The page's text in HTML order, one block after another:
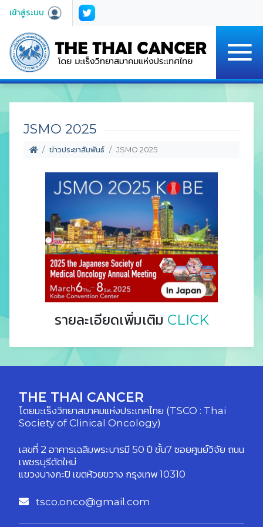
เข้าสู่ระบบ
JSMO 2025
ข่าวประชาสัมพันธ์ JSMO 2025
รายละเอียดเพิ่มเติม CLICK
THE THAI CANCER
โดยมะเร็งวิทยาสมาคมแห่งประเทศไทย (TSCO : Thai
Society of Clinical Oncology)
เลขที่ 2 อาคารเฉลิมพระบารมี 50 ปี ชั้น7 ซอยศูนย์วิจัย ถนน
เพชรบุรีตัดใหม่
แขวงบางกะปิ เขตห้วยขวาง กรุงเทพ 10310
tsco.onco@gmail.com